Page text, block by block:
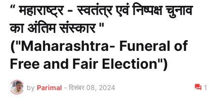
“ महाराष्ट्र - स्वतंत्र एवं निष्पक्ष चुनाव
का अंतिम संस्कार "
("Maharashtra- Funeral of
Free and Fair Election")
by Parimal - दिसंबर 08, 2024 1